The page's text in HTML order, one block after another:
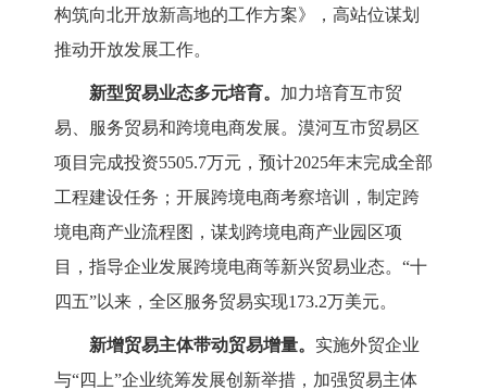
构筑向北开放新高地的工作方案》， 高站位谋划
推动开放发展工作。
新型贸易业态多元培育。 加力培育互市贸
易、服务贸易和跨境电商发展。漠河互市贸易区
项目完成投资5505.7万元，预计2025年末完成全部
工程建设任务； 开展跨境电商考察培训，制定跨
境电商产业流程图，谋划跨境电商产业园区项
目，指导企业发展跨境电商等新兴贸易业态。 “十
四五”以来，全区服务贸易实现1 73.2万美元。
新增贸易主体带动贸易增量。 实施外贸企业
与“四上”企业统筹发展创新举措，加强贸易主体